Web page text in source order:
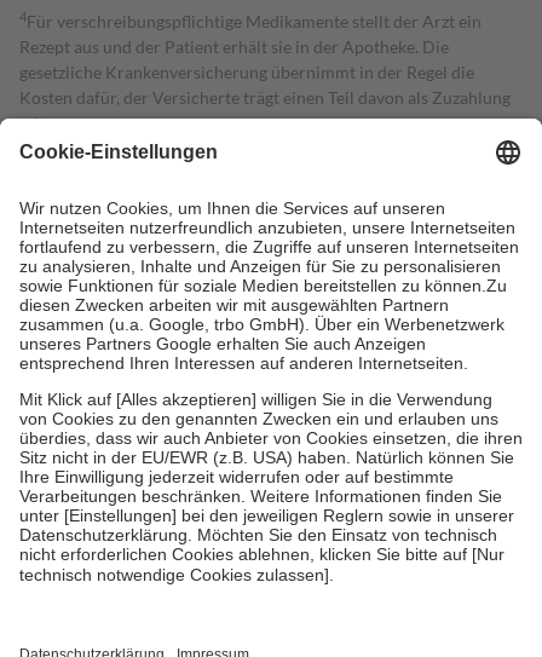
4Für verschreibungspflichtige Medikamente stellt der Arzt ein
Rezept aus und der Patient erhält sie in der Apotheke. Die
gesetzliche Krankenversicherung übernimmt in der Regel die
Kosten dafür, der Versicherte trägt einen Teil davon als Zuzahlung
mit.
Grundsätzlich leisten Mitglieder Zuzahlungen in Höhe von zehn
höchstens zehn Euro.
Es sind jedoch nie mehr als die tatsächlichen
Kosten der Leistung zu entrichten.
Diese Regeln gelten grundsätzlich auch für Online-Apotheken.
Bei Heilmitteln und häuslicher Krankenpflege beträgt die
Zuzahlung zehn Prozent der Kosten sowie zehn Euro je
Verordnung.
Um das Engagement der Versicherten für ihre eigene Gesundheit zu
stärken und die besondere Stellung der Familie zu unterstützen,
fallenkeine Zuzahlungenan bei:
• Kindern und Jugendlichen bis zum vollendeten 18. Lebensjahr
mit Ausnahme der Fahrkosten
• Untersuchungen zur Vorsorge und Früherkennung, die von der
GKV getragen werden
• empfohlenen Schutzimpfungen
• Harn- und Blutteststreifen
getroffen, um sicherzustellen, dass es sich um echte Bewertungen